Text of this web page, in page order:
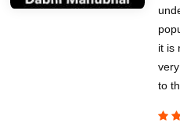
it is
to